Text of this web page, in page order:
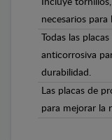
necesarios para
Todas las
anticorrosiva
durabilidad.
Las placas de
para mejorar la